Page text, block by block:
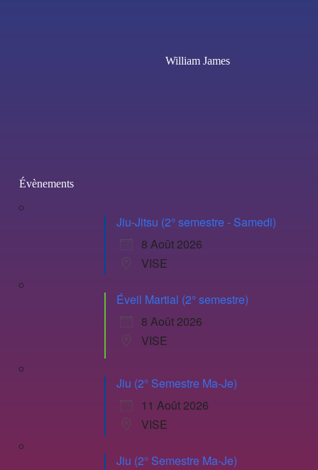
William James
Évènements
Jiu-Jitsu (2° semestre - Samedi)
8 Août 2026
VISE
Éveil Martial (2° semestre)
8 Août 2026
VISE
Jiu (2° Semestre Ma-Je)
11 Août 2026
VISE
Jiu (2° Semestre Ma-Je)